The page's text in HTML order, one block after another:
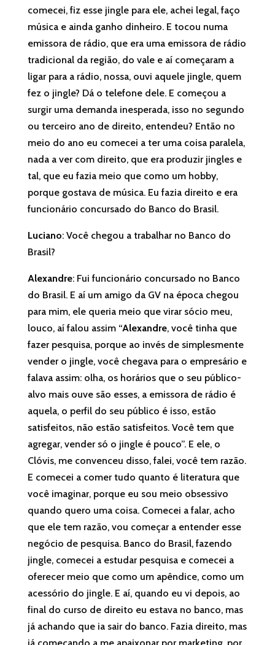
comecei, fiz esse jingle para ele, achei legal, faço
música e ainda ganho dinheiro. E tocou numa
emissora de rádio, que era uma emissora de rádio
tradicional da região, do vale e aí começaram a
ligar para a rádio, nossa, ouvi aquele jingle, quem
fez o jingle? Dá o telefone dele. E começou a
surgir uma demanda inesperada, isso no segundo
ou terceiro ano de direito, entendeu? Então no
meio do ano eu comecei a ter uma coisa paralela,
nada a ver com direito, que era produzir jingles e
tal, que eu fazia meio que como um hobby,
porque gostava de música. Eu fazia direito e era
funcionário concursado do Banco do Brasil.
Luciano: Você chegou a trabalhar no Banco do
Brasil?
Alexandre: Fui funcionário concursado no Banco
do Brasil. E aí um amigo da GV na época chegou
para mim, ele queria meio que virar sócio meu,
louco, aí falou assim “Alexandre, você tinha que
fazer pesquisa, porque ao invés de simplesmente
vender o jingle, você chegava para o empresário e
falava assim: olha, os horários que o seu público-
alvo mais ouve são esses, a emissora de rádio é
aquela, o perfil do seu público é isso, estão
satisfeitos, não estão satisfeitos. Você tem que
agregar, vender só o jingle é pouco”. E ele, o
Clóvis, me convenceu disso, falei, você tem razão.
E comecei a comer tudo quanto é literatura que
você imaginar, porque eu sou meio obsessivo
quando quero uma coisa. Comecei a falar, acho
que ele tem razão, vou começar a entender esse
negócio de pesquisa. Banco do Brasil, fazendo
jingle, comecei a estudar pesquisa e comecei a
oferecer meio que como um apêndice, como um
acessório do jingle. E aí, quando eu vi depois, ao
final do curso de direito eu estava no banco, mas
já achando que ia sair do banco. Fazia direito, mas